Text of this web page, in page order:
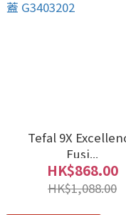
Tefal 9X
Fusi...
HK$868.00
HK$1,088.00